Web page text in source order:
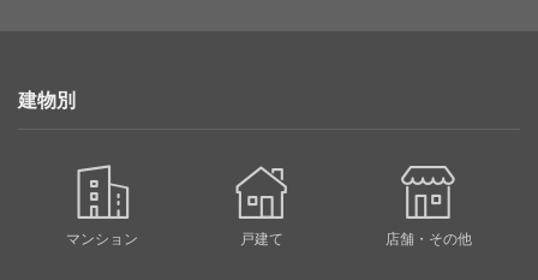
建物別
マンション 戸建て 店舗・その他